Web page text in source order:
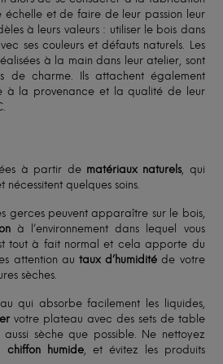
et de faire de leur passion leur
à leurs valeurs : utiliser le bois dans
ses couleurs et défauts naturels. Les
à la main dans leur atelier, sont
de charme. Ils attachent également
à la provenance et la qualité de leur
à partir de matériaux naturels, qui
quelques soins.
gerces peuvent apparaître sur le bois,
à l’environnement dans lequel vous
tout à fait normal et cela apporte du
attention au taux d’humidité de votre
sèches.
qui absorbe facilement les liquides,
votre plateau avec des sets de table
sèche que possible. Ne nettoyez
chiffon humide, et évitez les produits